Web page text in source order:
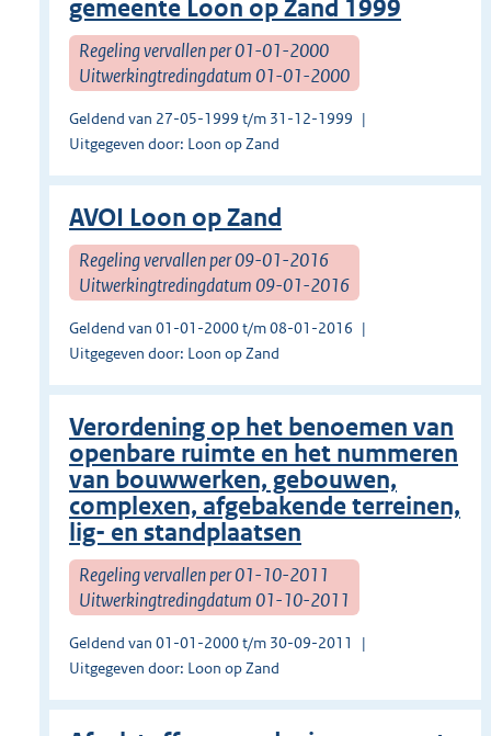
gemeente Loon op Zand 1999
Regeling vervallen per 01-01-2000
Uitwerkingtredingdatum 01-01-2000
Geldend van 27-05-1999 t/m 31-12-1999
Uitgegeven door: Loon op Zand
AVOI Loon op Zand
Regeling vervallen per 09-01-2016
Uitwerkingtredingdatum 09-01-2016
Geldend van 01-01-2000 t/m 08-01-2016
Uitgegeven door: Loon op Zand
Verordening op het benoemen van
openbare ruimte en het nummeren
van bouwwerken, gebouwen,
complexen, afgebakende terreinen,
lig- en standplaatsen
Regeling vervallen per 01-10-2011
Uitwerkingtredingdatum 01-10-2011
Geldend van 01-01-2000 t/m 30-09-2011
Uitgegeven door: Loon op Zand